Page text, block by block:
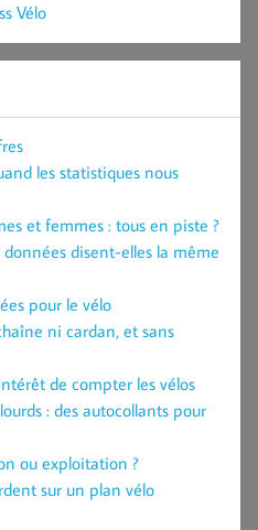
Vélo
les statistiques nous
et femmes : tous en piste ?
disent-elles la même
pour le vélo
ni cardan, et sans
de compter les vélos
: des autocollants pour
ou exploitation ?
sur un plan vélo